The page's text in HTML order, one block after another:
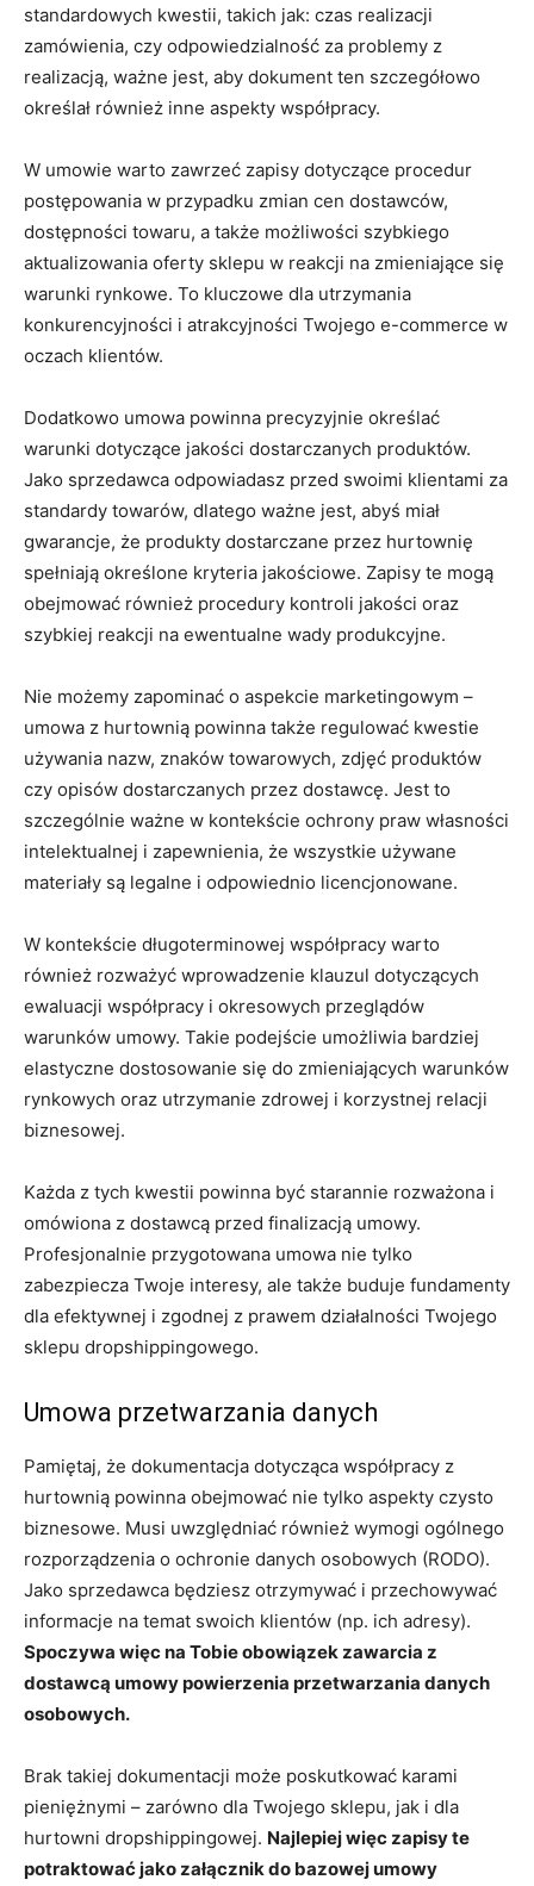
standardowych kwestii, takich jak: czas realizacji
zamówienia, czy odpowiedzialność za problemy z
realizacją, ważne jest, aby dokument ten szczegółowo
określał również inne aspekty współpracy.
W umowie warto zawrzeć zapisy dotyczące procedur
postępowania w przypadku zmian cen dostawców,
dostępności towaru, a także możliwości szybkiego
aktualizowania oferty sklepu w reakcji na zmieniające się
warunki rynkowe. To kluczowe dla utrzymania
konkurencyjności i atrakcyjności Twojego e-commerce w
oczach klientów.
Dodatkowo umowa powinna precyzyjnie określać
warunki dotyczące jakości dostarczanych produktów.
Jako sprzedawca odpowiadasz przed swoimi klientami za
standardy towarów, dlatego ważne jest, abyś miał
gwarancje, że produkty dostarczane przez hurtownię
spełniają określone kryteria jakościowe. Zapisy te mogą
obejmować również procedury kontroli jakości oraz
szybkiej reakcji na ewentualne wady produkcyjne.
Nie możemy zapominać o aspekcie marketingowym –
umowa z hurtownią powinna także regulować kwestie
używania nazw, znaków towarowych, zdjęć produktów
czy opisów dostarczanych przez dostawcę. Jest to
szczególnie ważne w kontekście ochrony praw własności
intelektualnej i zapewnienia, że wszystkie używane
materiały są legalne i odpowiednio licencjonowane.
W kontekście długoterminowej współpracy warto
również rozważyć wprowadzenie klauzul dotyczących
ewaluacji współpracy i okresowych przeglądów
warunków umowy. Takie podejście umożliwia bardziej
elastyczne dostosowanie się do zmieniających warunków
rynkowych oraz utrzymanie zdrowej i korzystnej relacji
biznesowej.
Każda z tych kwestii powinna być starannie rozważona i
omówiona z dostawcą przed finalizacją umowy.
Profesjonalnie przygotowana umowa nie tylko
zabezpiecza Twoje interesy, ale także buduje fundamenty
dla efektywnej i zgodnej z prawem działalności Twojego
sklepu dropshippingowego.
Umowa przetwarzania danych
Pamiętaj, że dokumentacja dotycząca współpracy z
hurtownią powinna obejmować nie tylko aspekty czysto
biznesowe. Musi uwzględniać również wymogi ogólnego
rozporządzenia o ochronie danych osobowych (RODO).
Jako sprzedawca będziesz otrzymywać i przechowywać
informacje na temat swoich klientów (np. ich adresy).
Spoczywa więc na Tobie obowiązek zawarcia z
dostawcą umowy powierzenia przetwarzania danych
osobowych.
Brak takiej dokumentacji może poskutkować karami
pieniężnymi – zarówno dla Twojego sklepu, jak i dla
hurtowni dropshippingowej. Najlepiej więc zapisy te
potraktować jako załącznik do bazowej umowy